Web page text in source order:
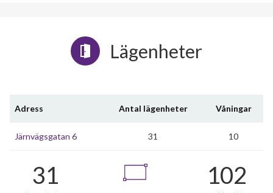
Lägenheter
Adress Antal lägenheter Våningar
Järnvägsgatan 6 31 10